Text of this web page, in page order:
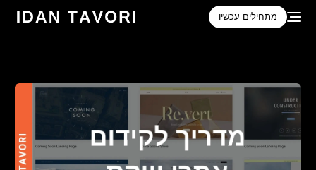
מתחילים עכשיו